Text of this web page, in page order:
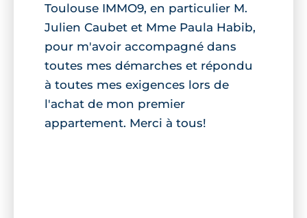
Toulouse IMMO9, en particulier M.
Julien Caubet et Mme Paula Habib,
pour m'avoir accompagné dans
toutes mes démarches et répondu
à toutes mes exigences lors de
l'achat de mon premier
appartement. Merci à tous!